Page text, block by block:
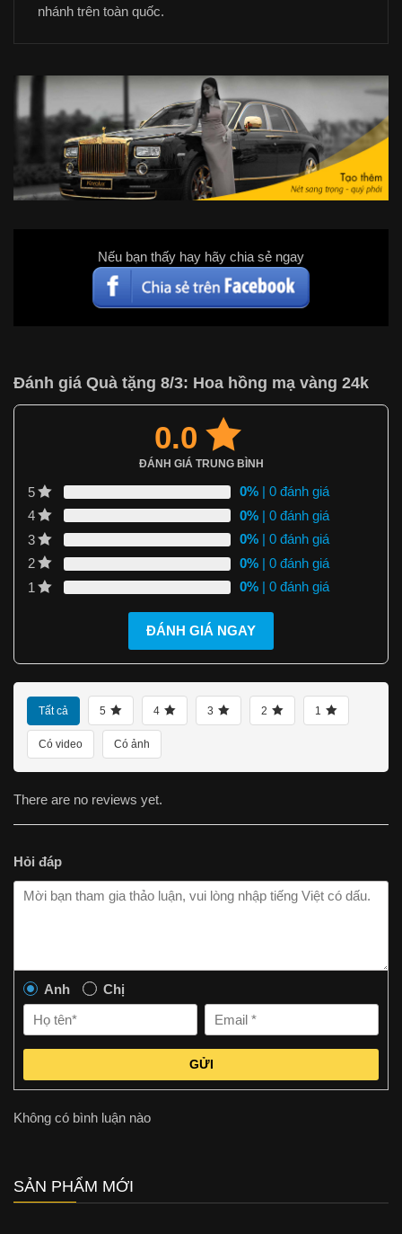
nhánh trên toàn quốc.
Nếu bạn thấy hay hãy chia sẻ ngay
Đánh giá Quà tặng 8/3: Hoa hồng mạ vàng 24k
0.0
ĐÁNH GIÁ TRUNG BÌNH
5 0% | 0 đánh giá
4
0% | 0 đánh giá
3
0% | 0 đánh giá
2
0% | 0 đánh giá
1
0% | 0 đánh giá
ĐÁNH GIÁ NGAY
Tất cả 5 4 3 2 1
Có video Có ảnh
There are no reviews yet.
Hỏi đáp
Anh Chị
GỬI
Không có bình luận nào
SẢN PHẨM MỚI